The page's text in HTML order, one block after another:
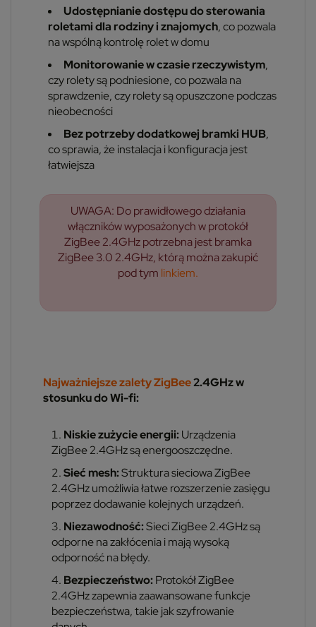
Udostępnianie dostępu do sterowania
roletami dla rodziny i znajomych, co pozwala
na wspólną kontrolę rolet w domu
Monitorowanie w czasie rzeczywistym,
czy rolety są podniesione, co pozwala na
sprawdzenie, czy rolety są opuszczone podczas
nieobecności
Bez potrzeby dodatkowej bramki HUB,
co sprawia, że instalacja i konfiguracja jest
łatwiejsza
UWAGA: Do prawidłowego działania
włączników wyposażonych w protokół
ZigBee 2.4GHz potrzebna jest bramka
ZigBee 3.0 2.4GHz, którą można zakupić
pod tym linkiem.
Najważniejsze zalety ZigBee2.4GHz w
stosunku do Wi-fi:
Niskie zużycie energii: Urządzenia
ZigBee 2.4GHz są energooszczędne.
Sieć mesh:Struktura sieciowa ZigBee
2.4GHz umożliwia łatwe rozszerzenie zasięgu
poprzez dodawanie kolejnych urządzeń.
Niezawodność:Sieci ZigBee 2.4GHz są
odporne na zakłócenia i mają wysoką
odporność na błędy.
Bezpieczeństwo: Protokół ZigBee
2.4GHz zapewnia zaawansowane funkcje
bezpieczeństwa, takie jak szyfrowanie